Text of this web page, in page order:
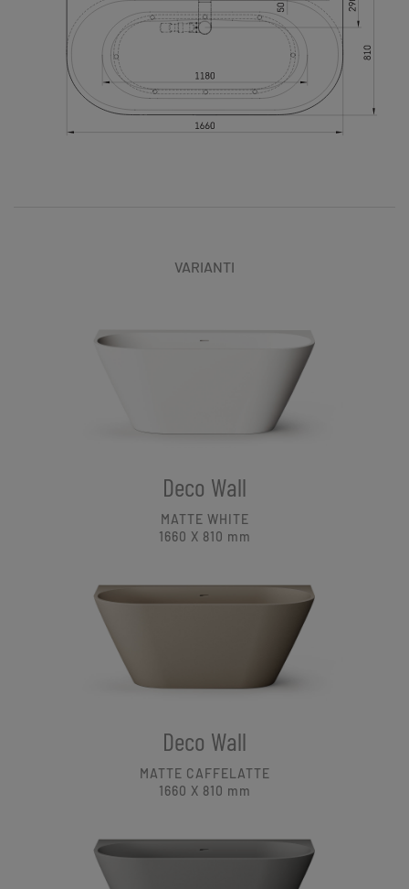
VARIANTI
Deco Wall
MATTE WHITE
1660 X 810 mm
Deco Wall
MATTE CAFFELATTE
1660 X 810 mm